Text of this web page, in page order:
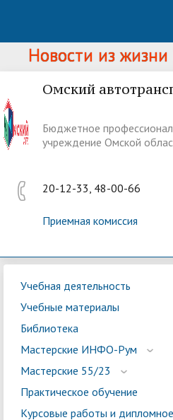
Новости из жизни
Омский
Бюджетное
учреждение Омской
20-12-33, 48-00-66
Приемная комиссия
Учебная деятельность
Учебные материалы
Библиотека
Мастерские ИНФО-Рум
Мастерские 55/23
Практическое обучение
Курсовые работы и